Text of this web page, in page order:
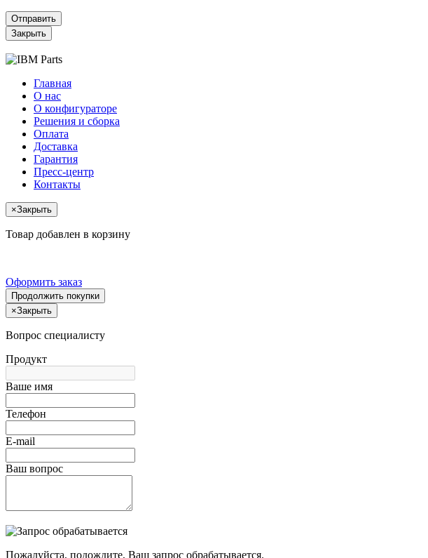
Отправить
Закрыть
Главная
О нас
О конфигураторе
Решения и сборка
Оплата
Доставка
Гарантия
Пресс-центр
Контакты
×Закрыть
Товар добавлен в корзину
Оформить заказ
Продолжить покупки
×Закрыть
Вопрос специалисту
Продукт
Ваше имя
Телефон
E-mail
Ваш вопрос
Пожалуйста, подождите, Ваш запрос обрабатывается.